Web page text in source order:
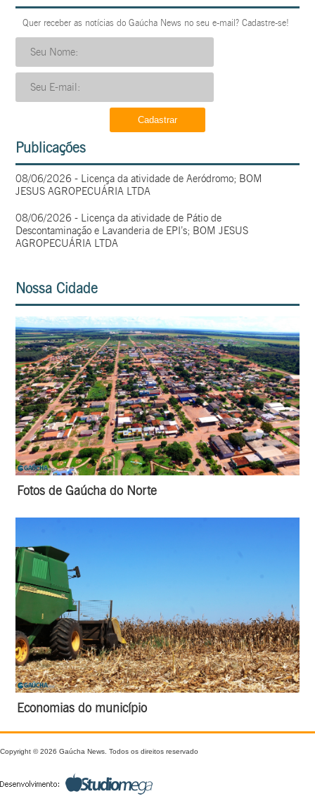
Quer receber as notícias do Gaúcha News no seu e-mail? Cadastre-se!
Publicações
08/06/2026 - Licença da atividade de Aeródromo; BOM
JESUS AGROPECUÁRIA LTDA
08/06/2026 - Licença da atividade de Pátio de
Descontaminação e Lavanderia de EPI’s; BOM JESUS
AGROPECUÁRIA LTDA
Nossa Cidade
Fotos de Gaúcha do Norte
Economias do município
Copyright © 2026 Gaúcha News. Todos os direitos reservado